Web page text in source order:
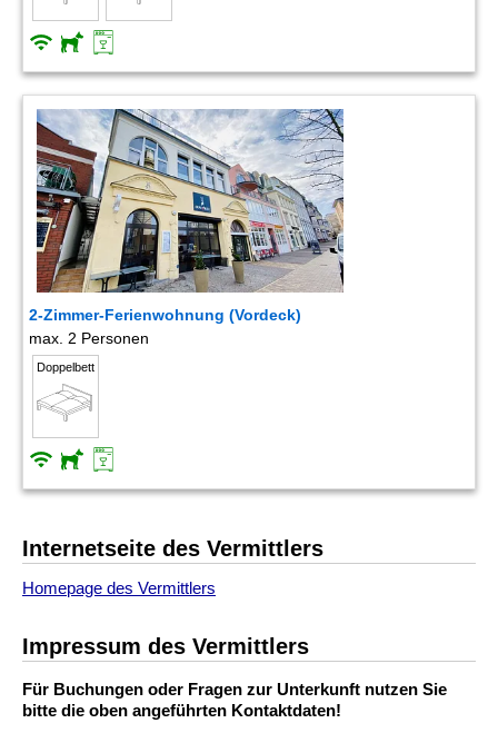
2-Zimmer-Ferienwohnung (Vordeck)
max. 2 Personen
Doppelbett
Internetseite des Vermittlers
Homepage des Vermittlers
Impressum des Vermittlers
Für Buchungen oder Fragen zur Unterkunft nutzen Sie
bitte die oben angeführten Kontaktdaten!